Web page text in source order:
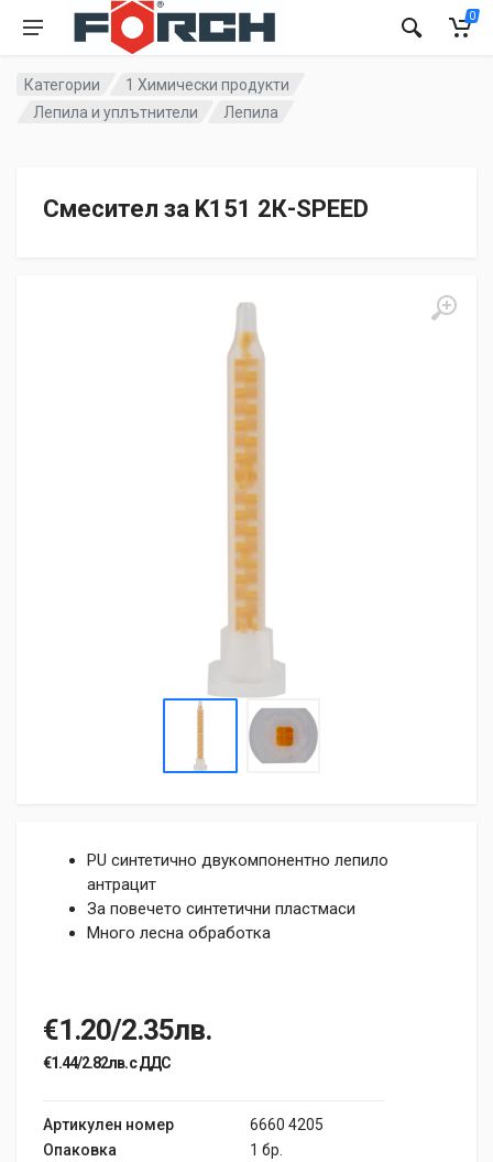
0
Категории
1 Химически продукти
Лепила и уплътнители
Лепила
Смесител за K151 2К-SPEED
PU синтетично двукомпонентно лепило
антрацит
За повечето синтетични пластмаси
Много лесна обработка
€1.20/2.35лв.
€1.44/2.82лв. с ДДС
Артикулен номер
6660 4205
Опаковка
1 бр.